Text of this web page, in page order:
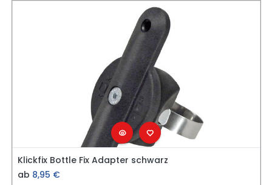
Klickfix Bottle Fix Adapter schwarz
ab 8,95 €